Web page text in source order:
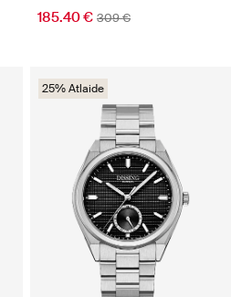
185.40 € 309 €
25% Atlaide